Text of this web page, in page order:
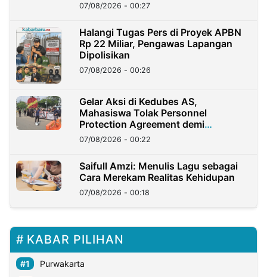
07/08/2026 - 00:27
Halangi Tugas Pers di Proyek APBN
Rp 22 Miliar, Pengawas Lapangan
Dipolisikan
07/08/2026 - 00:26
Gelar Aksi di Kedubes AS,
Mahasiswa Tolak Personnel
Protection Agreement demi
Kedaulatan Negara
07/08/2026 - 00:22
Saifull Amzi: Menulis Lagu sebagai
Cara Merekam Realitas Kehidupan
07/08/2026 - 00:18
KABAR PILIHAN
Purwakarta